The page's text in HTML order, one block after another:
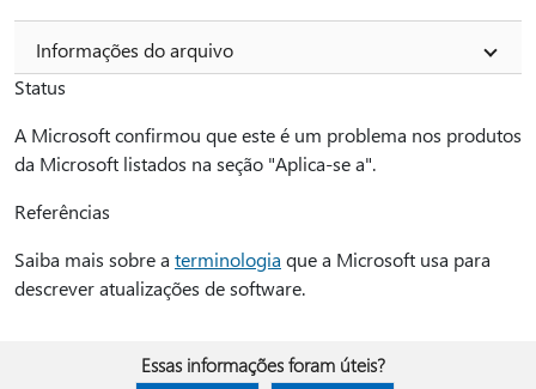
Informações do arquivo
Status
A Microsoft confirmou que este é um problema nos produtos
da Microsoft listados na seção "Aplica-se a".
Referências
Saiba mais sobre a terminologia que a Microsoft usa para
descrever atualizações de software.
Essas informações foram úteis?